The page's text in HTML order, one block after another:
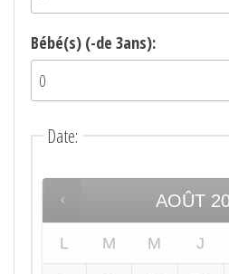
Bébé(s) (-de 3ans):
Date:
AOÛT
L M M J